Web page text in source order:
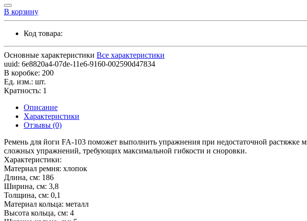
В корзину
Код товара:
Основные характеристики Все характеристики
uuid: 6e8820a4-07de-11e6-9160-002590d47834
В коробке: 200
Ед. изм.: шт.
Кратность: 1
Описание
Характеристики
Отзывы (0)
Ремень для йоги FA-103 поможет выполнить упражнения при недостаточной
сложных упражнений, требующих максимальной гибкости и сноровки.
Характеристики:
Материал ремня: хлопок
Длина, см: 186
Ширина, см: 3,8
Толщина, см: 0,1
Материал кольца: металл
Высота кольца, см: 4